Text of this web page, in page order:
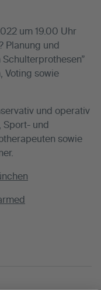
um 19.00 Uhr
Planung und
Voting sowie
und operativ
und
sowie